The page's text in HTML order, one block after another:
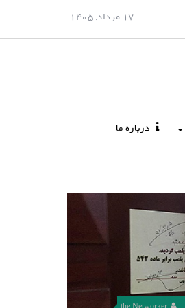
17 مرداد, 1405
درباره ما